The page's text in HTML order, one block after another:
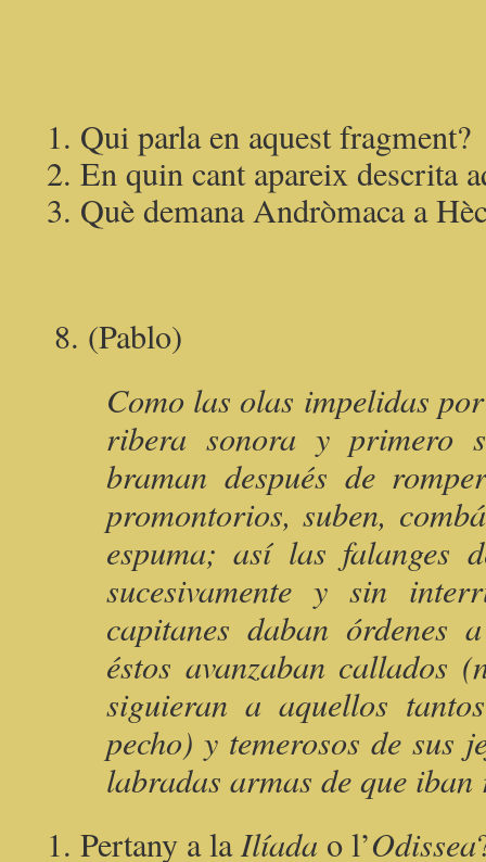
Qui parla en aquest fragment?
En quin cant apareix descrita
Què demana Andròmaca a
8. (Pablo)
Como las olas impelidas
ribera sonora y primero
braman después de
promontorios, suben,
espuma; así las falanges
sucesivamente y sin
capitanes daban órdenes
éstos avanzaban callados
siguieran a aquellos
pecho) y temerosos de sus
labradas armas de que iban
Pertany a laIlíada o l’Odissea